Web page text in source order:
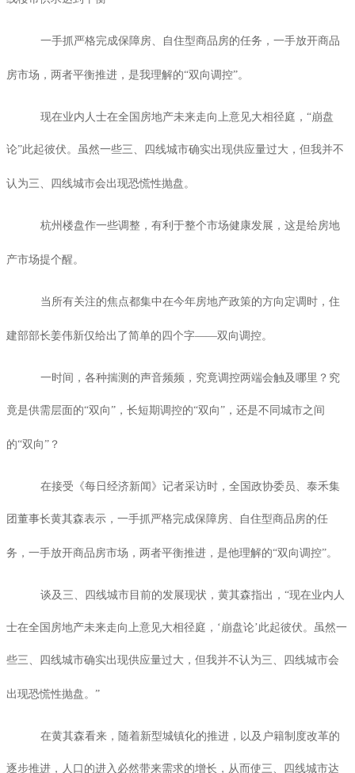
一手抓严格完成保障房、自住型商品房的任务，一手放开商品
房市场，两者平衡推进，是我理解的“双向调控”。
现在业内人士在全国房地产未来走向上意见大相径庭，“崩盘
论”此起彼伏。虽然一些三、四线城市确实出现供应量过大，但我并不
认为三、四线城市会出现恐慌性抛盘。
杭州楼盘作一些调整，有利于整个市场健康发展，这是给房地
产市场提个醒。
当所有关注的焦点都集中在今年房地产政策的方向定调时，住
建部部长姜伟新仅给出了简单的四个字——双向调控。
一时间，各种揣测的声音频频，究竟调控两端会触及哪里？究
竟是供需层面的“双向”，长短期调控的“双向”，还是不同城市之间
的“双向”？
在接受《每日经济新闻》记者采访时，全国政协委员、泰禾集
团董事长黄其森表示，一手抓严格完成保障房、自住型商品房的任
务，一手放开商品房市场，两者平衡推进，是他理解的“双向调控”。
谈及三、四线城市目前的发展现状，黄其森指出，“现在业内人
士在全国房地产未来走向上意见大相径庭，‘崩盘论’此起彼伏。虽然一
些三、四线城市确实出现供应量过大，但我并不认为三、四线城市会
出现恐慌性抛盘。”
在黄其森看来，随着新型城镇化的推进，以及户籍制度改革的
逐步推进，人口的进入必然带来需求的增长，从而使三、四线城市达